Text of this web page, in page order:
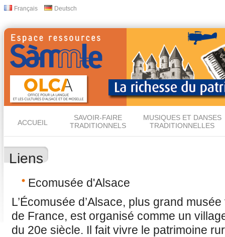
Français Deutsch
ACCUEIL
SAVOIR-FAIRE
TRADITIONNELS
MUSIQUES ET DANSES
TRADITIONNELLES
Liens
Ecomusée d'Alsace
L’Écomusée d’Alsace, plus grand
de France, est organisé comme un
du 20e siècle. Il fait vivre le patrimoine